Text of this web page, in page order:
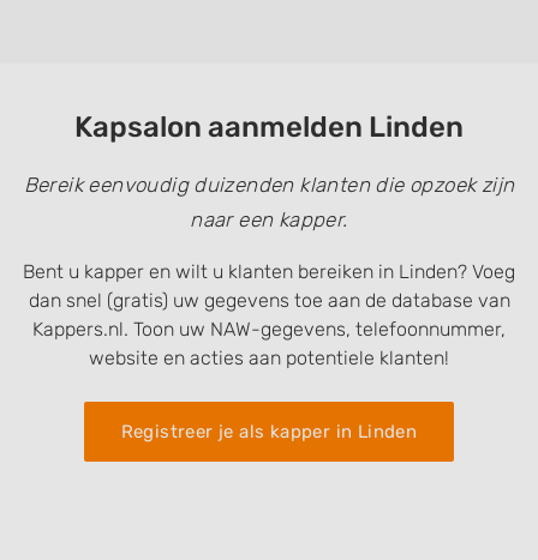
Kapsalon aanmelden Linden
Bereik eenvoudig duizenden klanten die opzoek zijn
naar een kapper.
Bent u kapper en wilt u klanten bereiken in Linden? Voeg
dan snel (gratis) uw gegevens toe aan de database van
Kappers.nl. Toon uw NAW-gegevens, telefoonnummer,
website en acties aan potentiele klanten!
Registreer je als kapper in Linden